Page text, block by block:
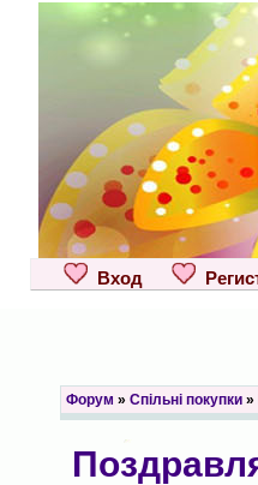
Вход
Форум » Спільні покупки»